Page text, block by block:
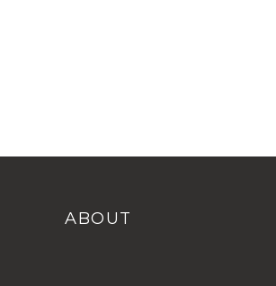
ABOUT